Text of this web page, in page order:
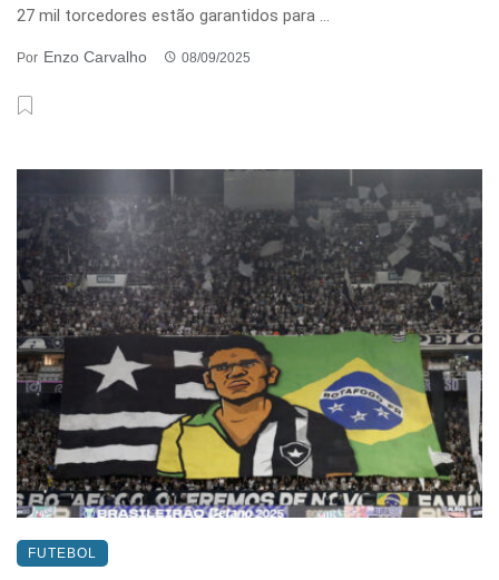
27 mil torcedores estão garantidos para ...
Por Enzo Carvalho 08/09/2025
FUTEBOL